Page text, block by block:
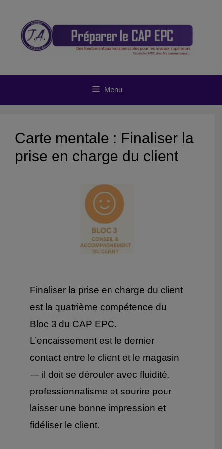
contenu
Menu
Carte mentale : Finaliser la
prise en charge du client
Finaliser la prise en charge du client
est la quatrième compétence du
Bloc 3 du CAP EPC.
L’encaissement est le dernier
contact entre le client et le magasin
— il doit se dérouler avec fluidité,
professionnalisme et sourire pour
laisser une bonne impression et
fidéliser le client.